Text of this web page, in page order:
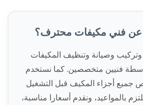
فني مكيفات محترف؟
وصيانة وتنظيف المكيفات
فنيين متخصصين. كما نستخدم
جميع أجزاء المكيف قبل التشغيل
بالمواعيد، ونقدم أسعارا مناسبة،